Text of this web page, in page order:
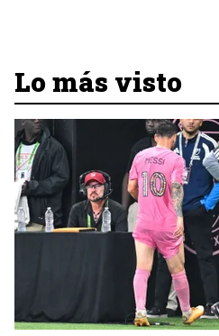
Lo más visto